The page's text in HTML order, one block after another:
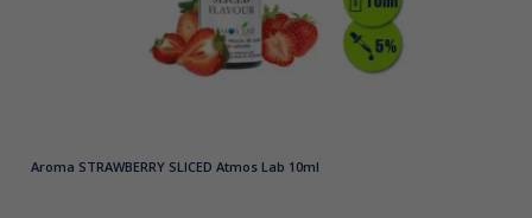
Aroma STRAWBERRY SLICED Atmos Lab 10ml